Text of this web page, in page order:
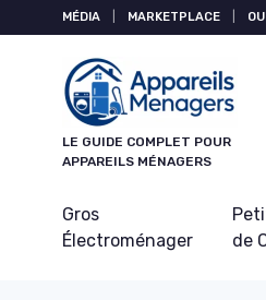
MÉDIA MARKETPLACE
LE GUIDE COMPLET POUR
APPAREILS MÉNAGERS
Gros
Électroménager
de
Panneau de gestion des cookies